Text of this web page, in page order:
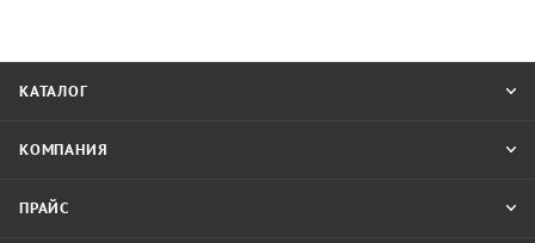
КАТАЛОГ
КОМПАНИЯ
ПРАЙС